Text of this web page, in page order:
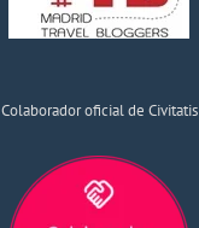
Colaborador oficial de Civitatis